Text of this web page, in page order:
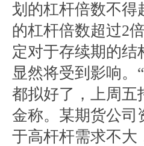
划的杠杆倍数不得
的杠杆倍数超过2
定对于存续期的
显然将受到影响
都拟好了，上周五
金称。某期货公司
于高杆杆需求不大